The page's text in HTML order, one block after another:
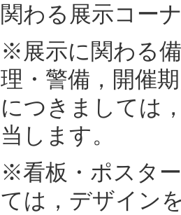
関わる展示コー
※展示に関わる
理・警備，開催
につきましては
当します。
※看板・ポスタ
ては，デザイン